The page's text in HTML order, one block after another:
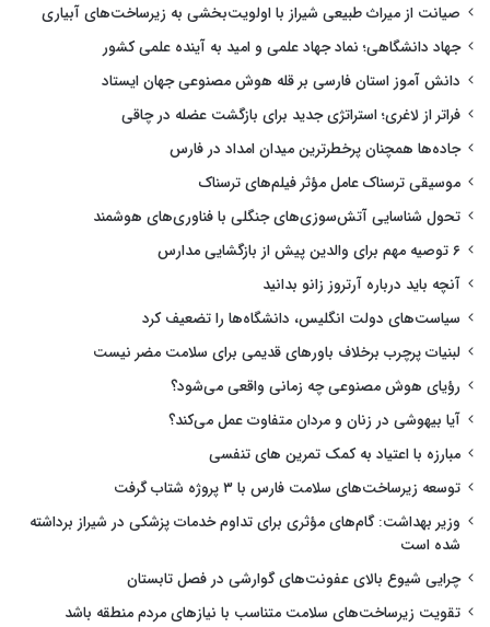
صیانت از میراث طبیعی شیراز با اولویت‌بخشی به زیرساخت‌های آبیاری
جهاد دانشگاهی؛ نماد جهاد علمی و امید به آینده علمی کشور
دانش آموز استان فارسی بر قله هوش مصنوعی جهان ایستاد
فراتر از لاغری؛ استراتژی جدید برای بازگشت عضله در چاقی
جاده‌ها همچنان پرخطرترین میدان امداد در فارس
موسیقی ترسناک عامل مؤثر فیلم‌های ترسناک
تحول شناسایی آتش‌سوزی‌های جنگلی با فناوری‌های هوشمند
۶ توصیه مهم برای والدین پیش از بازگشایی مدارس
آنچه باید درباره آرتروز زانو بدانید
سیاست‌های دولت انگلیس، دانشگاه‌ها را تضعیف کرد
لبنیات پرچرب برخلاف باورهای قدیمی برای سلامت مضر نیست
رؤیای هوش مصنوعی چه زمانی واقعی می‌شود؟
آیا بیهوشی در زنان و مردان متفاوت عمل می‌کند؟
مبارزه با اعتیاد به کمک تمرین های تنفسی
توسعه زیرساخت‌های سلامت فارس با ۳ پروژه شتاب گرفت
وزیر بهداشت: گام‌های مؤثری برای تداوم خدمات پزشکی در شیراز برداشته
شده است
چرایی شیوع بالای عفونت‌های گوارشی در فصل تابستان
تقویت زیرساخت‌های سلامت متناسب با نیازهای مردم منطقه باشد